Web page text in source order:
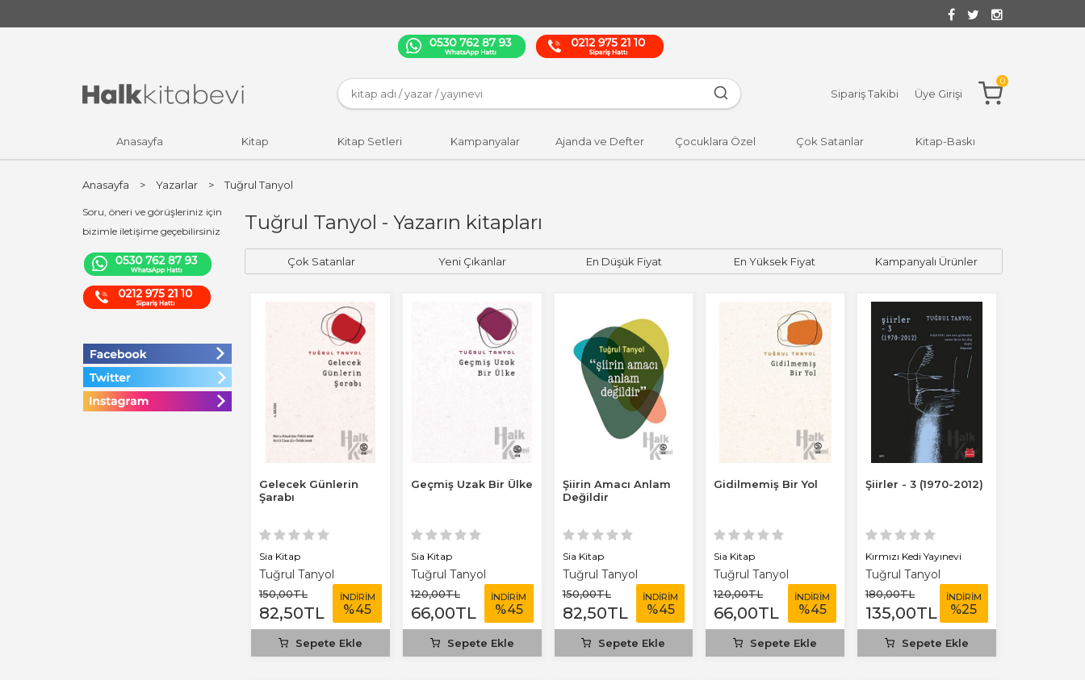
Sipariş Takibi Üye Girişi
0
Anasayfa Kitap Kitap Setleri Kampanyalar Ajanda ve Defter Çocuklara Özel Çok Satanlar Kitap-Baskı
Soru, öneri ve görüşleriniz için
bizimle iletişime geçebilirsiniz
Anasayfa > Yazarlar > Tuğrul Tanyol
Tuğrul Tanyol - Yazarın kitapları
Çok Satanlar Yeni Çıkanlar En Düşük Fiyat En Yüksek Fiyat Kampanyalı Ürünler
Gelecek Günlerin
Şarabı
Sia Kitap
Tuğrul Tanyol
150,00TL
82,50TL
İNDİRİM
%45
Sepete Ekle
Geçmiş Uzak Bir Ülke
Sia Kitap
Tuğrul Tanyol
120,00TL
66,00TL
İNDİRİM
%45
Sepete Ekle
Şiirin Amacı Anlam
Değildir
Sia Kitap
Tuğrul Tanyol
150,00TL
82,50TL
İNDİRİM
%45
Sepete Ekle
Gidilmemiş Bir Yol
Sia Kitap
Tuğrul Tanyol
120,00TL
66,00TL
İNDİRİM
%45
Sepete Ekle
Şiirler - 3 (1970-2012)
Kırmızı Kedi Yayınevi
Tuğrul Tanyol
180,00TL
135,00TL
İNDİRİM
%25
Sepete Ekle